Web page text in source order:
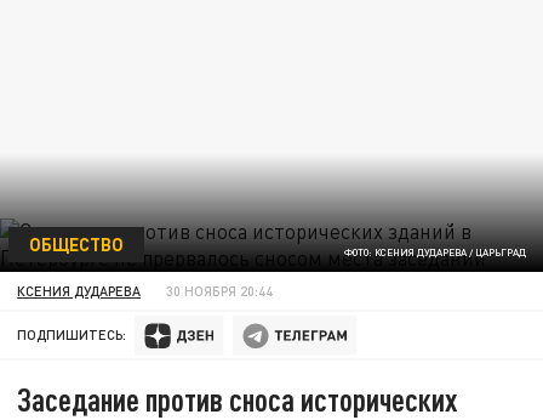
ФОТО: КСЕНИЯ ДУДАРЕВА / ЦАРЬГРАД
ОБЩЕСТВО
КСЕНИЯ ДУДАРЕВА 30 НОЯБРЯ 20:44
ПОДПИШИТЕСЬ:
Заседание против сноса исторических